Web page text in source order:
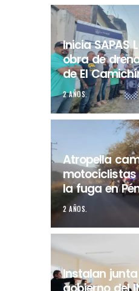
Inicia SAPAS
obra de
de El
2 AÑOS.
Atropella
la fuga en
2 AÑOS.
Instalan